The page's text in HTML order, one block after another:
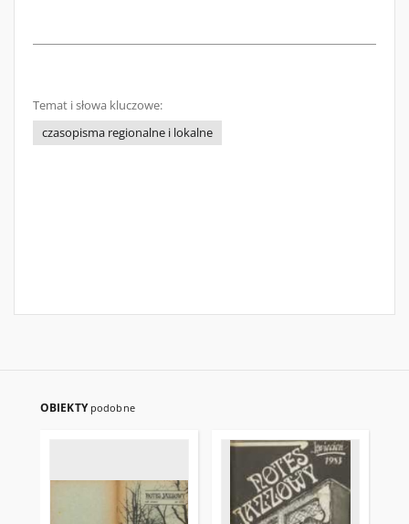
Temat i słowa kluczowe:
czasopisma regionalne i lokalne
OBIEKTY podobne